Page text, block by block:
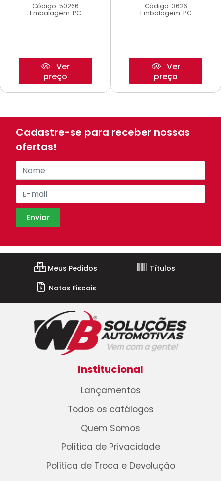
Código: 50266
Embalagem: PC
Ver
preço
Código: 3626
Embalagem: PC
Ver
preço
Cadastre-se para receber nossas
ofertas!
Meus Pedidos
Títulos
Notas Fiscais
Institucional
Lançamentos
Todos os catálogos
Quem Somos
Política de Privacidade
Política de Troca e Devolução